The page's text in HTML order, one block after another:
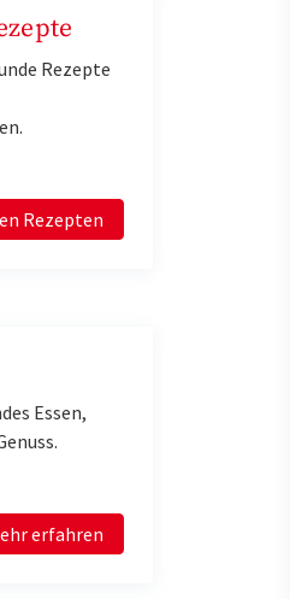
Rezepte
Rezepten
Essen,
erfahren